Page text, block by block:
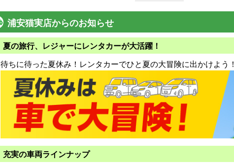
浦安猫実店からのお知らせ
夏の旅行、レジャーにレンタカーが大活躍！
待ちに待った夏休み！レンタカーでひと夏の大冒険に出かけよう！
充実の車両ラインナップ